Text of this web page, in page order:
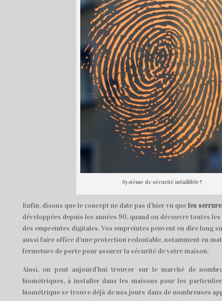
Système de sécurité infaillible !
Enfin, disons que le concept ne date pas d’hier vu queles
développées depuis les années 90, quand on découvre toutes
des empreintes digitales. Vos empreintes peuvent en dire long
aussi faire office d’une protection redoutable, notamment en
fermeture de porte pour assurer la sécurité de votre maison.
Ainsi, on peut aujourd’hui trouver sur le marché de
biométriques, à installer dans les maisons pour les
biométrique se trouve déjà de nos jours dans de nombreuses